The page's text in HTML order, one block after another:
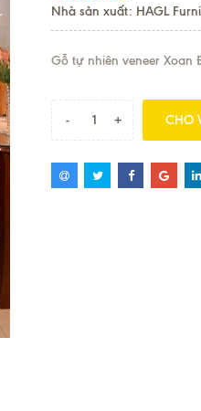
Nhà sản xuất: HAGL
Gỗ tự nhiên veneer Xoan
- + CHO